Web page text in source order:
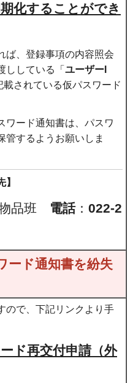
化することができ
ば、登録事項の内容照会
ししている「 ユーザーI
載されている仮パスワード
ワード通知書は、パスワ
管するようお願いしま
品班 電話： 022-2
ード通知書を紛失
ので、下記リンクより手
ド再交付申請（外